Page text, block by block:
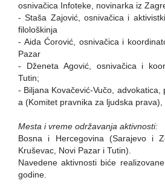
osnivačica Infoteke, novinarka iz
- Staša Zajović, osnivačica i
filološkinja
- Aida Ćorović, osnivačica i
Pazar
- Dženeta Agović, osnivačica i
Tutin;
- Biljana Kovačević-Vučo, advokatica,
a (Komitet pravnika za ljudska
Mesta i vreme održavanja aktivnosti:
Bosna i Hercegovina (Sarajevo i
Kruševac, Novi Pazar i Tutin).
Navedene aktivnosti biće
godine.